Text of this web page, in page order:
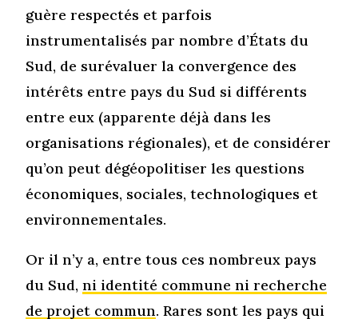
guère respectés et parfois
instrumentalisés par nombre d’États du
Sud, de surévaluer la convergence des
intérêts entre pays du Sud si différents
entre eux (apparente déjà dans les
organisations régionales), et de considérer
qu’on peut dégéopolitiser les questions
économiques, sociales, technologiques et
environnementales.
Or il n’y a, entre tous ces nombreux pays
du Sud,ni identité commune ni recherche
de projet commun. Rares sont les pays qui